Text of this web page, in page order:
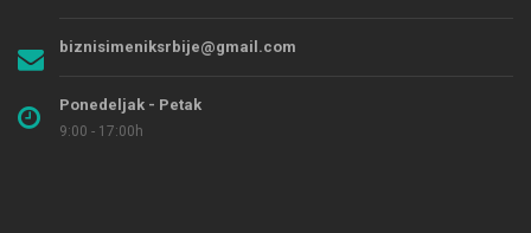
biznisimeniksrbije@gmail.com
Ponedeljak - Petak
9:00 - 17:00h